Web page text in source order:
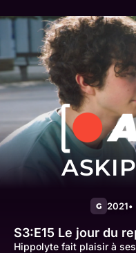
ASKIP
G 2021
S3:E15 Le jour du
Hippolyte fait plaisir à